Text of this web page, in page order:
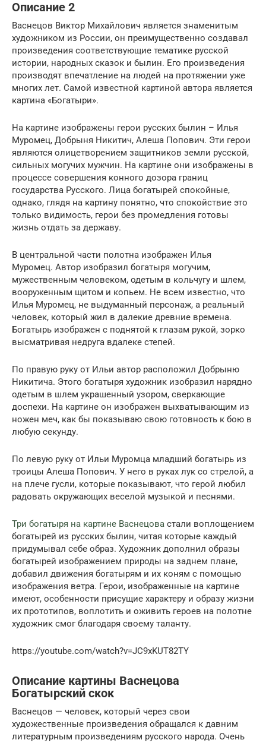
Описание 2
Васнецов Виктор Михайлович является знаменитым
художником из России, он преимущественно создавал
произведения соответствующие тематике русской
истории, народных сказок и былин. Его произведения
производят впечатление на людей на протяжении уже
многих лет. Самой известной картиной автора является
картина «Богатыри».
На картине изображены герои русских былин – Илья
Муромец, Добрыня Никитич, Алеша Попович. Эти герои
являются олицетворением защитников земли русской,
сильных могучих мужчин. На картине они изображены в
процессе совершения конного дозора границ
государства Русского. Лица богатырей спокойные,
однако, глядя на картину понятно, что спокойствие это
только видимость, герои без промедления готовы
жизнь отдать за державу.
В центральной части полотна изображен Илья
Муромец. Автор изобразил богатыря могучим,
мужественным человеком, одетым в кольчугу и шлем,
вооруженным щитом и копьем. Не всем известно, что
Илья Муромец, не выдуманный персонаж, а реальный
человек, который жил в далекие древние времена.
Богатырь изображен с поднятой к глазам рукой, зорко
высматривая недруга вдалеке степей.
По правую руку от Ильи автор расположил Добрыню
Никитича. Этого богатыря художник изобразил нарядно
одетым в шлем украшенный узором, сверкающие
доспехи. На картине он изображен выхватывающим из
ножен меч, как бы показываю свою готовность к бою в
любую секунду.
По левую руку от Ильи Муромца младший богатырь из
троицы Алеша Попович. У него в руках лук со стрелой, а
на плече гусли, которые показывают, что герой любил
радовать окружающих веселой музыкой и песнями.
Три богатыря на картине Васнецова стали воплощением
богатырей из русских былин, читая которые каждый
придумывал себе образ. Художник дополнил образы
богатырей изображением природы на заднем плане,
добавил движения богатырям и их коням с помощью
изображения ветра. Герои, изображенные на картине
имеют, особенности присущие характеру и образу жизни
их прототипов, воплотить и оживить героев на полотне
художник смог благодаря своему таланту.
https://youtube.com/watch?v=JC9xKUT82TY
Описание картины Васнецова
Богатырский скок
Васнецов — человек, который через свои
художественные произведения обращался к давним
литературным произведениям русского народа. Очень